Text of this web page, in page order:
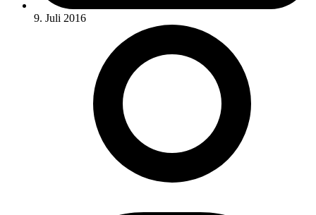
9. Juli 2016